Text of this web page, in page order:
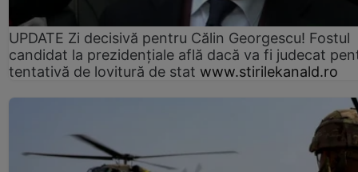
UPDATE Zi decisivă pentru Călin Georgescu! Fostul
candidat la prezidențiale află dacă va fi judecat
tentativă de lovitură de stat www.stirilekanald.ro